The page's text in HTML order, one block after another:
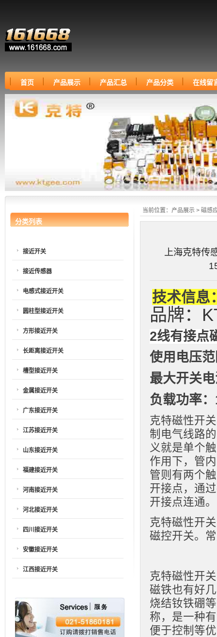
首页 产品展示 产品汇总 产品分类 在线留
当前位置： 产品展示 > 磁感
上海克特传
技术信息
品牌：
2线有接点
使用电压
最大开关
负载功率
克特磁性开
制电气线路
义就是单个
作用下，管
管则有两个
开接点，通
开接点连通。
克特磁性开
磁控开关。
克特磁性开
磁铁也有好
烧结钕铁硼
称，是一种
便于控制等
分类列表
接近开关
接近传感器
电感式接近开关
圆柱型接近开关
方形接近开关
长距离接近开关
槽型接近开关
金属接近开关
广东接近开关
江苏接近开关
山东接近开关
福建接近开关
河南接近开关
河北接近开关
四川接近开关
安徽接近开关
江西接近开关